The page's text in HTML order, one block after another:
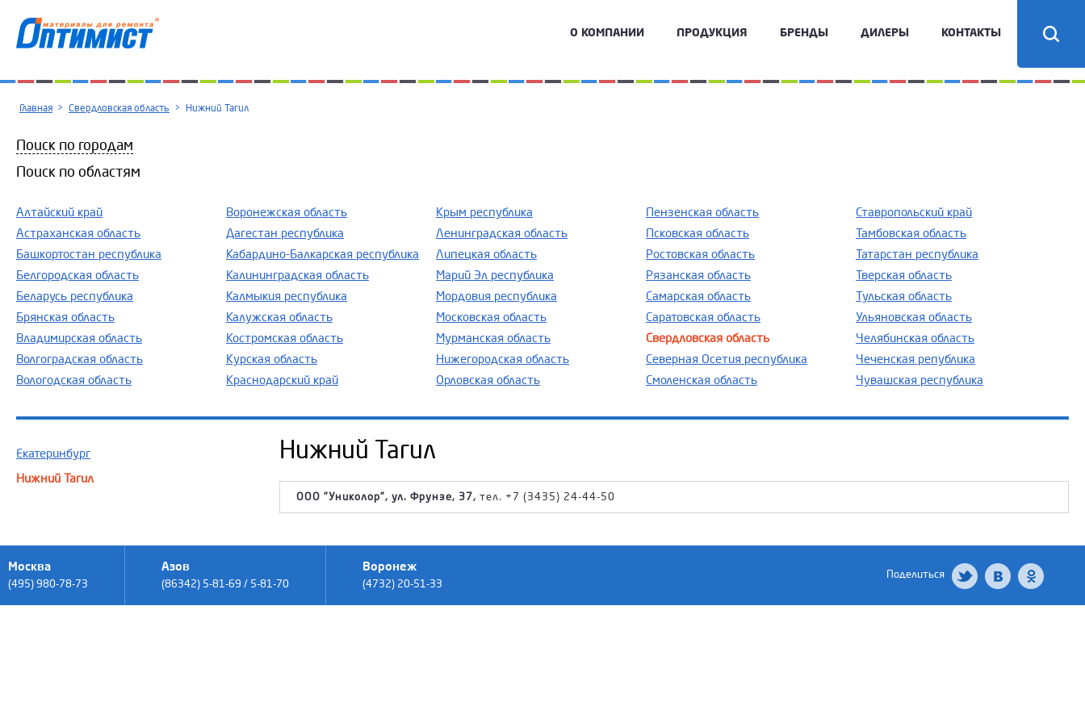
О КОМПАНИИ ПРОДУКЦИЯ БРЕНДЫ ДИЛЕРЫ КОНТАКТЫ
Главная > Свердловская область > Нижний Тагил
Поиск по городам
Поиск по областям
Алтайский край
Астраханская область
Башкортостан республика
Белгородская область
Беларусь республика
Брянская область
Владимирская область
Волгоградская область
Вологодская область
Воронежская область
Дагестан республика
Кабардино-Балкарская республика
Калининградская область
Калмыкия республика
Калужская область
Костромская область
Курская область
Краснодарский край
Крым республика
Ленинградская область
Липецкая область
Марий Эл республика
Мордовия республика
Московская область
Мурманская область
Нижегородская область
Орловская область
Пензенская область
Псковская область
Ростовская область
Рязанская область
Самарская область
Саратовская область
Свердловская область
Северная Осетия республика
Смоленская область
Ставропольский край
Тамбовская область
Татарстан республика
Тверская область
Тульская область
Ульяновская область
Челябинская область
Чеченская република
Чувашская республика
Екатеринбург
Нижний Тагил
Нижний Тагил
ООО "Униколор", ул. Фрунзе, 37, тел. +7 (3435) 24-44-50
Москва
(495) 980-78-73
Азов
(86342) 5-81-69 / 5-81-70
Воронеж
(4732) 20-51-33
Поделиться